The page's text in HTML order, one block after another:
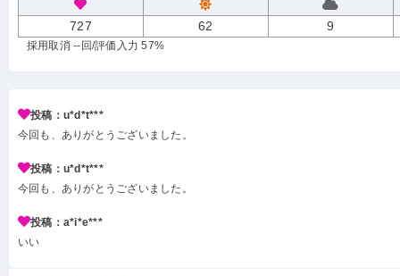
727 62 9
採用取消 --回/評価入力 57%
投稿：u*d*t***
今回も、ありがとうございました。
投稿：u*d*t***
今回も、ありがとうございました。
投稿：a*i*e***
いい